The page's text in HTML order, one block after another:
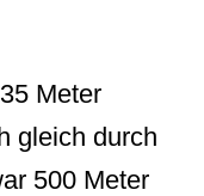
Meter
gleich durch
500 Meter